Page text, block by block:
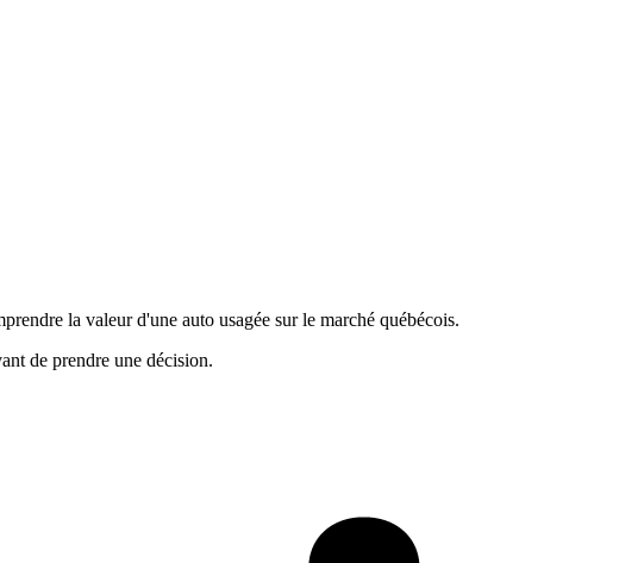
la valeur d'une auto usagée sur le marché québécois.
de prendre une décision.